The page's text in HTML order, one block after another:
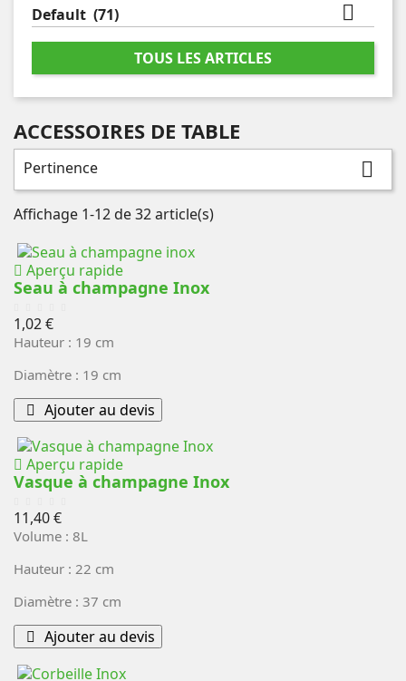
Default (71) 
TOUS LES ARTICLES
ACCESSOIRES DE TABLE
Pertinence 
Affichage 1-12 de 32 article(s)
Aperçu rapide
Seau à champagne Inox
Prix
1,02 €
Hauteur : 19 cm
Diamètre : 19 cm
Ajouter au devis
Aperçu rapide
Vasque à champagne Inox
Prix
11,40 €
Volume : 8L
Hauteur : 22 cm
Diamètre : 37 cm
Ajouter au devis